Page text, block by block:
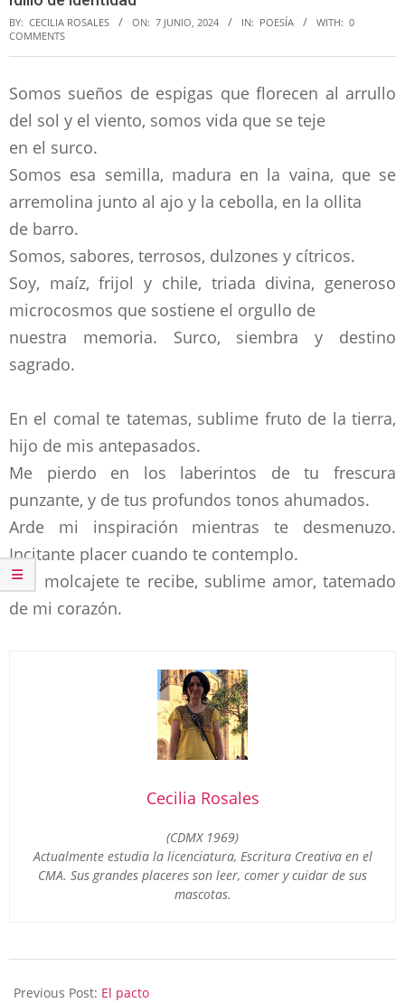
BY: CECILIA ROSALES ON: 7 JUNIO, 2024 IN: POESÍA WITH: 0
COMMENTS
Somos sueños de espigas que florecen al arrullo
del sol y el viento, somos vida que se teje
en el surco.
Somos esa semilla, madura en la vaina, que se
arremolina junto al ajo y la cebolla, en la ollita
de barro.
Somos, sabores, terrosos, dulzones y cítricos.
Soy, maíz, frijol y chile, triada divina, generoso
microcosmos que sostiene el orgullo de
nuestra memoria. Surco, siembra y destino
sagrado.
En el comal te tatemas, sublime fruto de la tierra,
hijo de mis antepasados.
Me pierdo en los laberintos de tu frescura
punzante, y de tus profundos tonos ahumados.
Arde mi inspiración mientras te desmenuzo.
Incitante placer cuando te contemplo.
Y el molcajete te recibe, sublime amor, tatemado
de mi corazón.
Cecilia Rosales
(CDMX 1969)
Actualmente estudia la licenciatura, Escritura Creativa en el
CMA. Sus grandes placeres son leer, comer y cuidar de sus
mascotas.
06-
Previous Post: El pacto